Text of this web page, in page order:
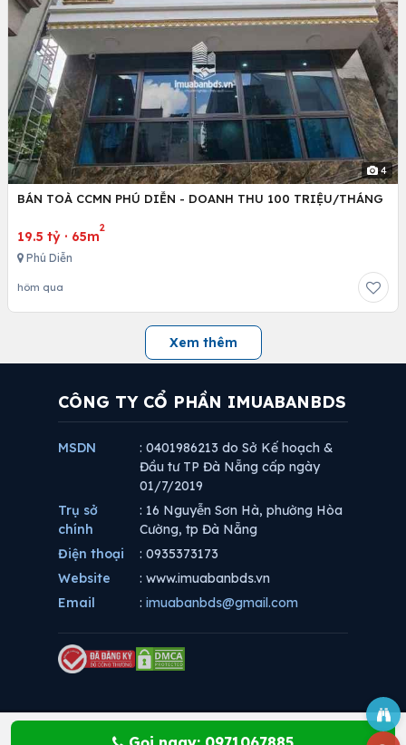
4
BÁN TOÀ CCMN PHÚ DIỄN - DOANH THU 100 TRIỆU/THÁNG
19.5 tỷ · 65m
2
Phú Diễn
hôm qua
Xem thêm
CÔNG TY CỔ PHẦN IMUABANBDS
MSDN
: 0401986213 do Sở Kế hoạch &
Đầu tư TP Đà Nẵng cấp ngày
01/7/2019
Trụ sở
chính
: 16 Nguyễn Sơn Hà, phường Hòa
Cường, tp Đà Nẵng
Điện thoại
: 0935373173
Website
: www.imuabanbds.vn
Email
: imuabanbds@gmail.com